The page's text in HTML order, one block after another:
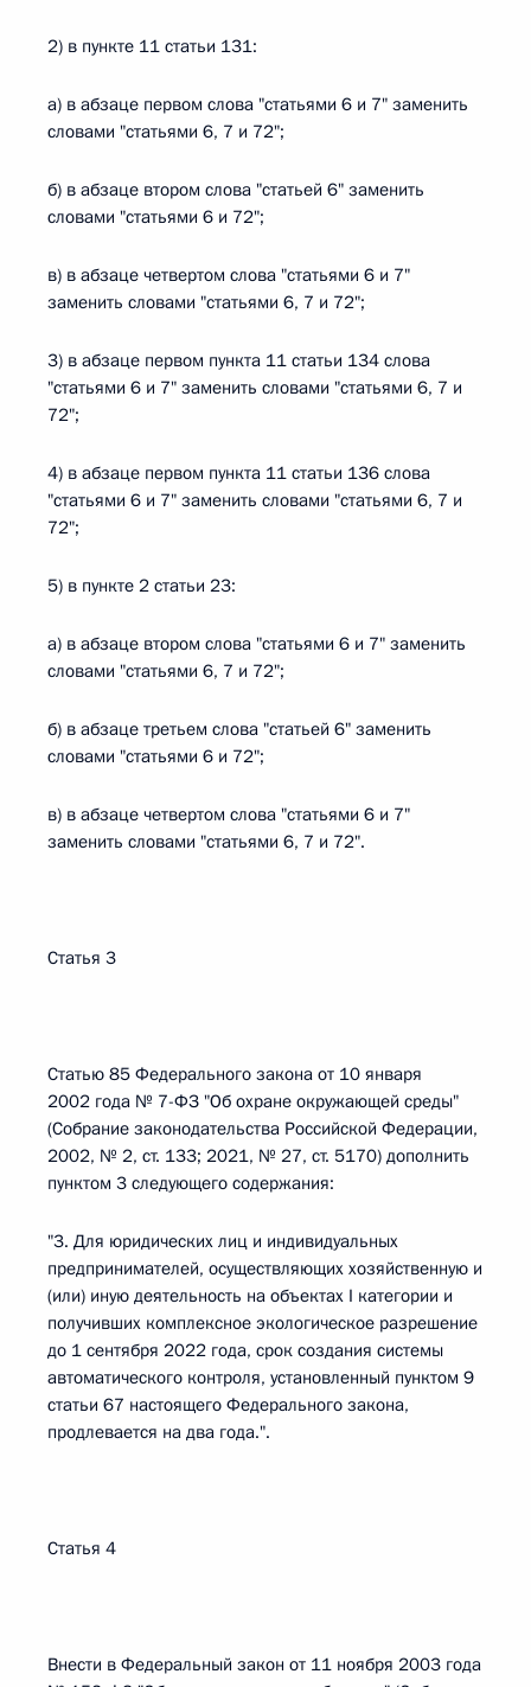
2) в пункте 11 статьи 131:
а) в абзаце первом слова "статьями 6 и 7" заменить
словами "статьями 6, 7 и 72";
б) в абзаце втором слова "статьей 6" заменить
словами "статьями 6 и 72";
в) в абзаце четвертом слова "статьями 6 и 7"
заменить словами "статьями 6, 7 и 72";
3) в абзаце первом пункта 11 статьи 134 слова
"статьями 6 и 7" заменить словами "статьями 6, 7 и
72";
4) в абзаце первом пункта 11 статьи 136 слова
"статьями 6 и 7" заменить словами "статьями 6, 7 и
72";
5) в пункте 2 статьи 23:
а) в абзаце втором слова "статьями 6 и 7" заменить
словами "статьями 6, 7 и 72";
б) в абзаце третьем слова "статьей 6" заменить
словами "статьями 6 и 72";
в) в абзаце четвертом слова "статьями 6 и 7"
заменить словами "статьями 6, 7 и 72".
Статья 3
Статью 85 Федерального закона от 10 января
2002 года № 7-ФЗ "Об охране окружающей среды"
(Собрание законодательства Российской Федерации,
2002, № 2, ст. 133; 2021, № 27, ст. 5170) дополнить
пунктом 3 следующего содержания:
"3. Для юридических лиц и индивидуальных
предпринимателей, осуществляющих хозяйственную и
(или) иную деятельность на объектах I категории и
получивших комплексное экологическое разрешение
до 1 сентября 2022 года, срок создания системы
автоматического контроля, установленный пунктом 9
статьи 67 настоящего Федерального закона,
продлевается на два года.".
Статья 4
Внести в Федеральный закон от 11 ноября 2003 года